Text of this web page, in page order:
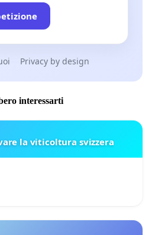
Privacy by design
interessarti
la viticoltura svizzera